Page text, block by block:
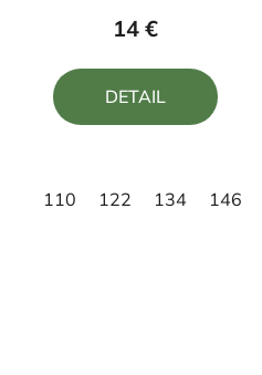
158
produktu
z
14 €
DETAIL
110 122 134 146